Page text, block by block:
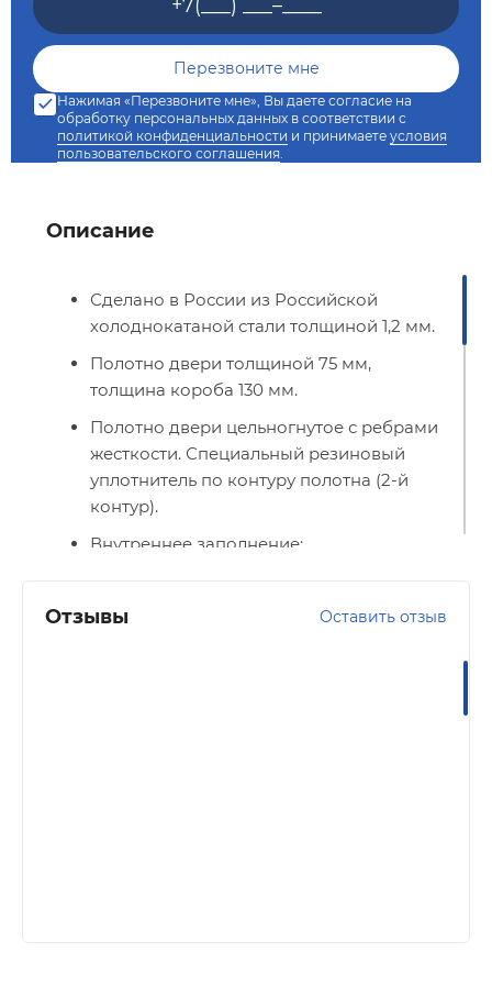
Нажимая «Перезвоните мне», Вы даете согласие на
обработку персональных данных в соответствии с
политикой конфиденциальности и принимаете условия
пользовательского соглашения
Описание
Сделано в России из Российской
холоднокатаной стали толщиной 1,2 мм.
Полотно двери толщиной 75 мм,
толщина короба 130 мм.
Полотно двери цельногнутое с ребрами
жесткости. Специальный резиновый
уплотнитель по контуру полотна (2-й
контур).
Внутреннее заполнение:
Петли с упорным подшипником.
Отзывы Оставить отзыв